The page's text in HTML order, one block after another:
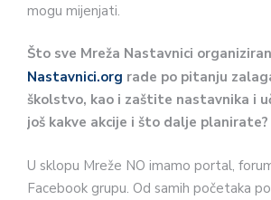
mogu mijenjati.
Što sve Mreža Nastavnici
Nastavnici.org rade po pitanju
školstvo, kao i zaštite nastavnika i
još kakve akcije i što dalje planirate?
U sklopu Mreže NO imamo portal,
Facebook grupu. Od samih početaka